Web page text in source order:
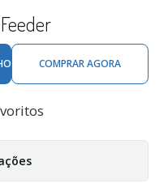
COMPRAR AGORA